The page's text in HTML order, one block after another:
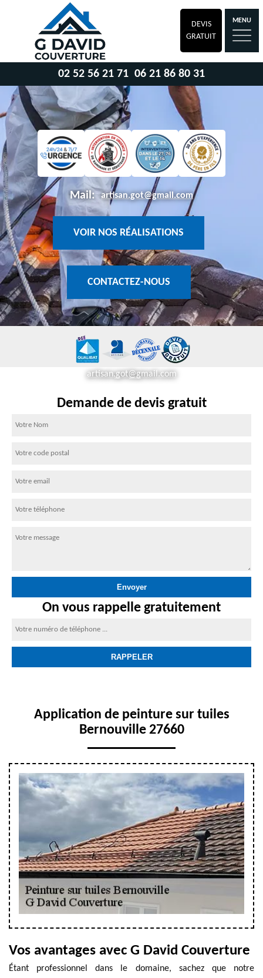
DEVIS
GRATUIT
MENU
02 52 56 21 71 06 21 86 80 31
Mail: artisan.got@gmail.com
VOIR NOS RÉALISATIONS
CONTACTEZ-NOUS
artisan.got@gmail.com
Demande de devis gratuit
On vous rappelle gratuitement
Application de peinture sur tuiles
Bernouville 27660
Vos avantages avec G David Couverture
Étant professionnel dans le domaine, sachez que notre